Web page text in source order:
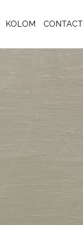
KOLOM CONTACT